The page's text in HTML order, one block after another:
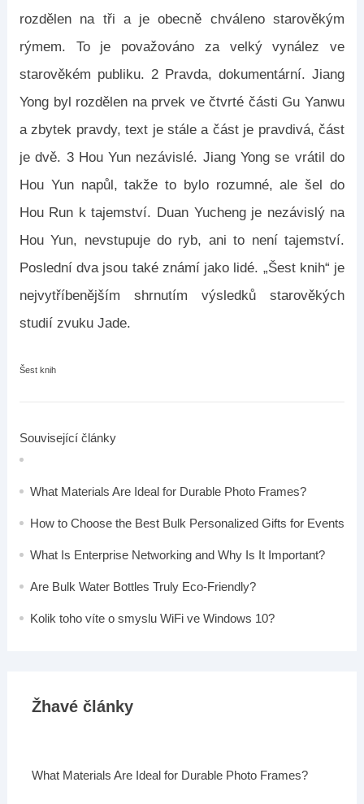
rozdělen na tři a je obecně chváleno starověkým
rýmem. To je považováno za velký vynález ve
starověkém publiku. 2 Pravda, dokumentární. Jiang
Yong byl rozdělen na prvek ve čtvrté části Gu Yanwu
a zbytek pravdy, text je stále a část je pravdivá, část
je dvě. 3 Hou Yun nezávislé. Jiang Yong se vrátil do
Hou Yun napůl, takže to bylo rozumné, ale šel do
Hou Run k tajemství. Duan Yucheng je nezávislý na
Hou Yun, nevstupuje do ryb, ani to není tajemství.
Poslední dva jsou také známí jako lidé. „Šest knih“ je
nejvytříbenějším shrnutím výsledků starověkých
studií zvuku Jade.
Šest knih
Související články
What Materials Are Ideal for Durable Photo Frames?
How to Choose the Best Bulk Personalized Gifts for Events
What Is Enterprise Networking and Why Is It Important?
Are Bulk Water Bottles Truly Eco-Friendly?
Kolik toho víte o smyslu WiFi ve Windows 10?
Žhavé články
What Materials Are Ideal for Durable Photo Frames?